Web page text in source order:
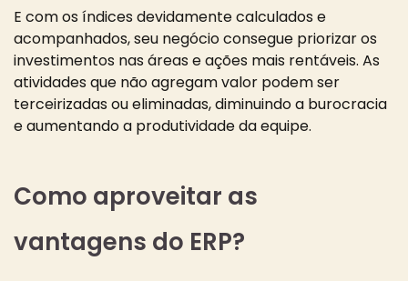
E com os índices devidamente calculados e
acompanhados, seu negócio consegue priorizar os
investimentos nas áreas e ações mais rentáveis. As
atividades que não agregam valor podem ser
terceirizadas ou eliminadas, diminuindo a burocracia
e aumentando a produtividade da equipe.
Como aproveitar as
vantagens do ERP?